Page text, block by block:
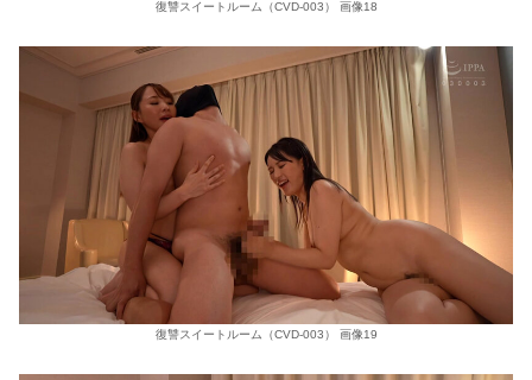
復讐スイートルーム（CVD-003） 画像18
復讐スイートルーム（CVD-003） 画像19